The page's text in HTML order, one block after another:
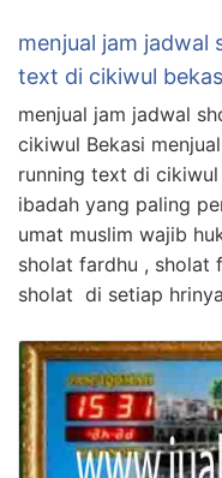
menjual jam jadwal
text di cikiwul
menjual jam jadwal
cikiwul Bekasi
running text di
ibadah yang paling
umat muslim wajib
sholat fardhu , sholat
sholat di setiap